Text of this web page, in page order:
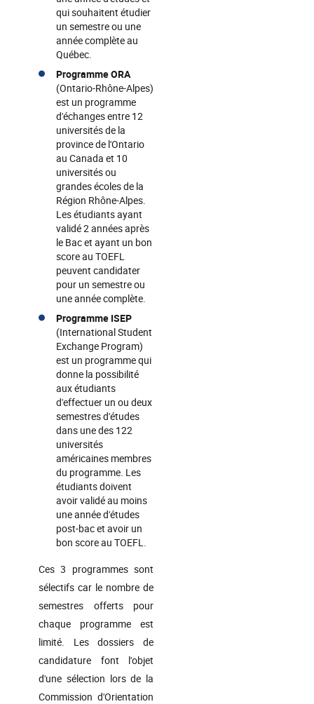
qui souhaitent étudier
un semestre ou une
année complète au
Québec.
Programme ORA
(Ontario-Rhône-Alpes)
est un programme
d'échanges entre 12
universités de la
province de l'Ontario
au Canada et 10
universités ou
grandes écoles de la
Région Rhône-Alpes.
Les étudiants ayant
validé 2 années après
le Bac et ayant un bon
score au TOEFL
peuvent candidater
pour un semestre ou
une année complète.
Programme ISEP
(International Student
Exchange Program)
est un programme qui
donne la possibilité
aux étudiants
d'effectuer un ou deux
semestres d'études
dans une des 122
universités
américaines membres
du programme. Les
étudiants doivent
avoir validé au moins
une année d'études
post-bac et avoir un
bon score au TOEFL.
Ces 3 programmes sont
sélectifs car le nombre de
semestres offerts pour
chaque programme est
limité. Les dossiers de
candidature font l'objet
d'une sélection lors de la
Commission d'Orientation